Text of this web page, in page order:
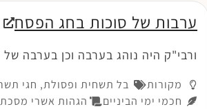
ערבות של סוכות בחג הפסח
ורבי"ק היה נוהג בערבה וכן בערבה
מקורות בל תשחית ופסולת, חגי
חכמי ימי הביניים
הגהות אשרי